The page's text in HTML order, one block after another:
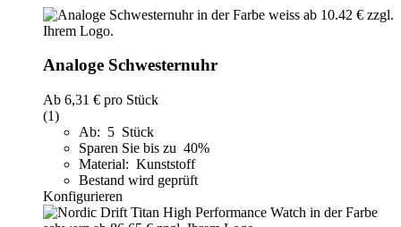
Analoge Schwesternuhr
Ab 6,31 € pro Stück
(1)
Ab: 5 Stück
Sparen Sie bis zu 40%
Material: Kunststoff
Bestand wird geprüft
Konfigurieren